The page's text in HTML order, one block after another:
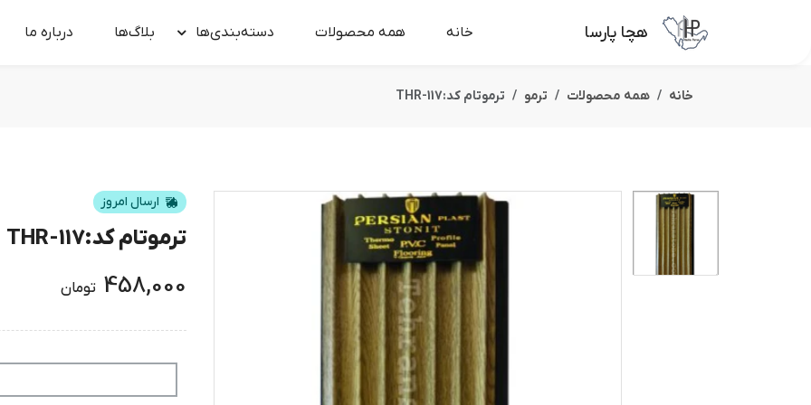
هچا پارسا خانه همه محصولات دسته‌بندی‌ها بلاگ‌ها درباره‌ ما
خانه همه محصولات ترمو ترموتام کد:THR-117
ارسال امروز
ترموتام کد:THR-117
458,000 تومان